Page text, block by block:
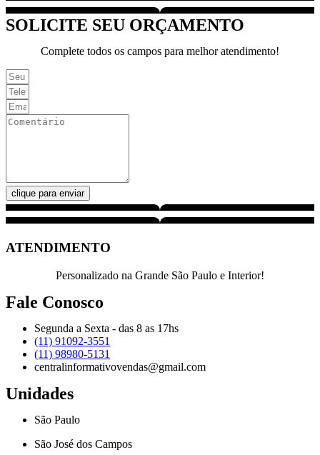
SOLICITE SEU ORÇAMENTO
Complete todos os campos para melhor atendimento!
clique para enviar
ATENDIMENTO
Personalizado na Grande São Paulo e Interior!
Fale Conosco
Segunda a Sexta - das 8 as 17hs
(11) 91092-3551
(11) 98980-5131
centralinformativovendas@gmail.com
Unidades
São Paulo
São José dos Campos